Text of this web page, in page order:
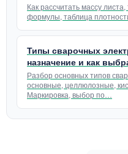
Как рассчитать массу
формулы, таблица
Типы сварочных
назначение и как
Разбор основных типов
основные, целлюлозные,
Маркировка, выбор по…